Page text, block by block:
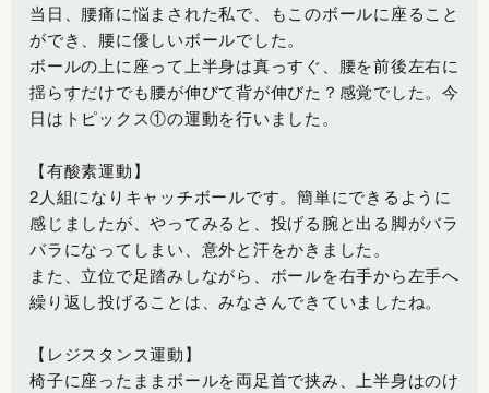
当日、腰痛に悩まされた私で、もこのボールに座ること
ができ、腰に優しいボールでした。
ボールの上に座って上半身は真っすぐ、腰を前後左右に
揺らすだけでも腰が伸びて背が伸びた？感覚でした。今
日はトピックス①の運動を行いました。
【有酸素運動】
2人組になりキャッチボールです。簡単にできるように
感じましたが、やってみると、投げる腕と出る脚がバラ
バラになってしまい、意外と汗をかきました。
また、立位で足踏みしながら、ボールを右手から左手へ
繰り返し投げることは、みなさんできていましたね。
【レジスタンス運動】
椅子に座ったままボールを両足首で挟み、上半身はのけ